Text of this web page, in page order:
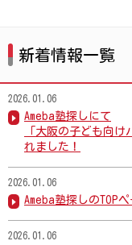
チケットお申込みフ
フォトギャラリー
メディア掲載情報
新着情報一覧
2026.01.06
Ameba塾探しにて
「大阪の子ども向
れました！
2026.01.06
Ameba塾探しのTOP
2026.01.06